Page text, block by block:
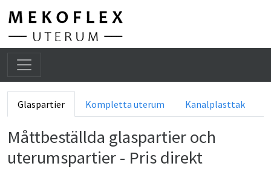
Glaspartier Kompletta uterum Kanalplasttak
Måttbeställda glaspartier och
uterumspartier - Pris direkt